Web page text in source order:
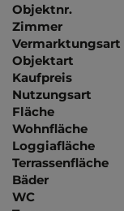
Objektnr.
Zimmer
Vermarktungsart
Objektart
Kaufpreis
Nutzungsart
Fläche
Wohnfläche
Loggiafläche
Terrassenfläche
Bäder
WC